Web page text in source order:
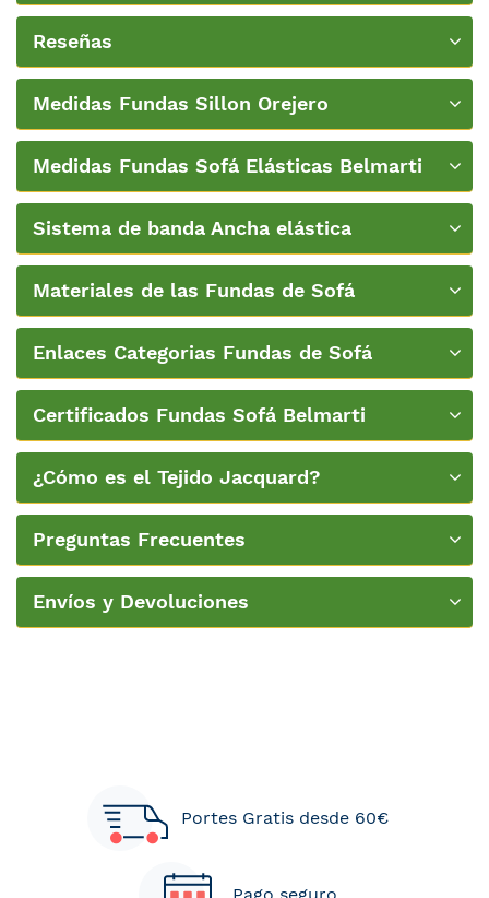
Reseñas
Medidas Fundas Sillon Orejero
Medidas Fundas Sofá Elásticas Belmarti
Sistema de banda Ancha elástica
Materiales de las Fundas de Sofá
Enlaces Categorias Fundas de Sofá
Certificados Fundas Sofá Belmarti
¿Cómo es el Tejido Jacquard?
Preguntas Frecuentes
Envíos y Devoluciones
Portes Gratis desde 60€